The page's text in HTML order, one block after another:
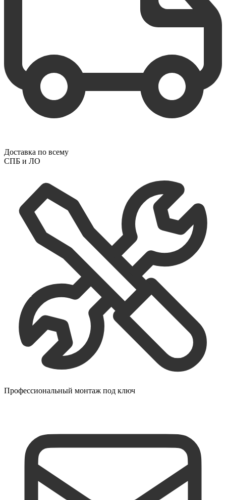
Доставка по всему
СПБ и ЛО
Профессиональный монтаж под ключ